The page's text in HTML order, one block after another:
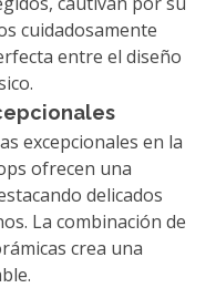
cuidadosamente
entre el diseño
excepcionales en la
ofrecen una
delicados
La combinación de
crea una